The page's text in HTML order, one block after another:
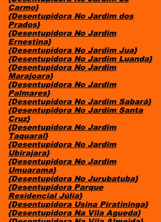
Carmo}
{Desentupidora No Jardim dos
Prados}
{Desentupidora No Jardim
Ernestina}
{Desentupidora No Jardim Jua}
{Desentupidora No Jardim Luanda}
{Desentupidora No Jardim
Marajoara}
{Desentupidora No Jardim
Palmares}
{Desentupidora No Jardim Sabará}
{Desentupidora No Jardim Santa
Cruz}
{Desentupidora No Jardim
Taquaral}
{Desentupidora No Jardim
Ubirajara}
{Desentupidora No Jardim
Umuarama}
{Desentupidora No Jurubatuba}
{Desentupidora Parque
Residencial Júlia}
{Desentupidora Usina Piratininga}
{Desentupidora Na Vila Agueda}